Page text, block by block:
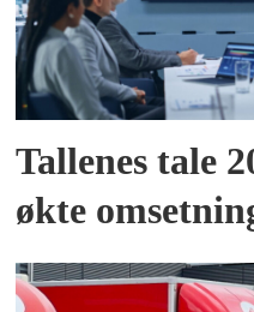
Tallenes tale
økte